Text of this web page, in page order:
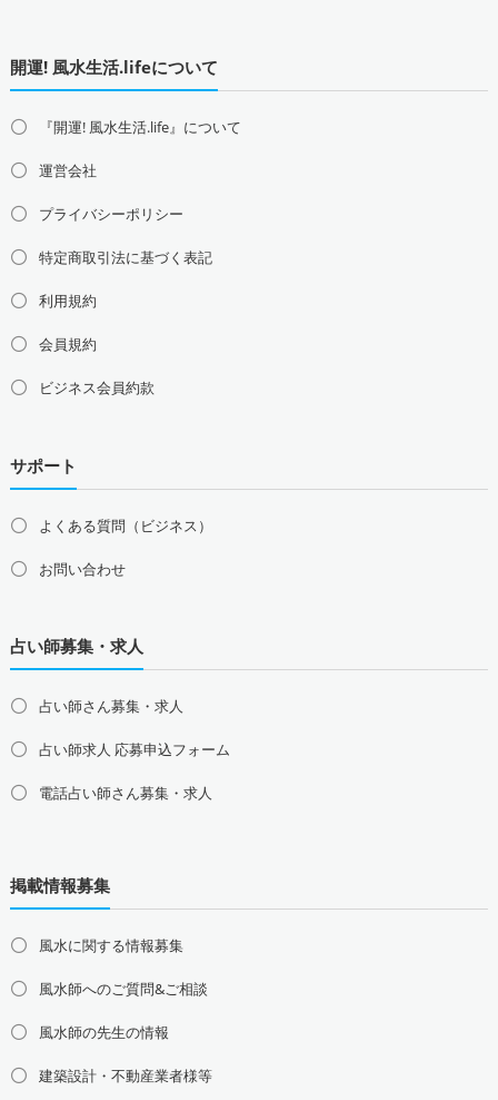
開運! 風水生活.lifeについて
『開運! 風水生活.life』について
運営会社
プライバシーポリシー
特定商取引法に基づく表記
利用規約
会員規約
ビジネス会員約款
サポート
よくある質問（ビジネス）
お問い合わせ
占い師募集・求人
占い師さん募集・求人
占い師求人 応募申込フォーム
電話占い師さん募集・求人
道東の占い師募集・求人
東北地方の占い師募集・求人
宮城県の占い師募集・求人
山形県の占い師募集・求人
関東地方の占い師募集・求人
掲載情報募集
風水に関する情報募集
風水師へのご質問&ご相談
風水師の先生の情報
建築設計・不動産業者様等